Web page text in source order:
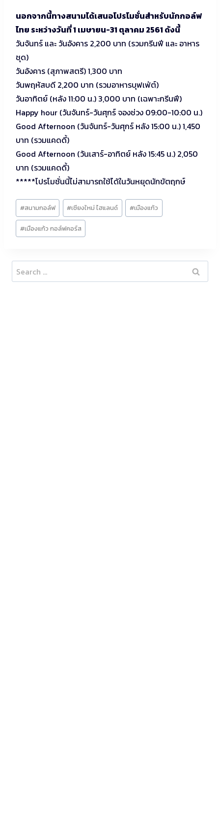
นอกจากนี้ทางสนามได้เสนอโปรโมชั่นสำหรับนักกอล์ฟ
ไทย ระหว่างวันที่ 1 เมษายน-31 ตุลาคม 2561 ดังนี้
วันจันทร์ และ วันอังคาร 2,200 บาท (รวมกรีนฟี และ อาหาร
ชุด)
วันอังคาร (สุภาพสตรี) 1,300 บาท
วันพฤหัสบดี 2,200 บาท (รวมอาหารบุฟเฟ่ต์)
วันอาทิตย์ (หลัง 11:00 น.) 3,000 บาท (เฉพาะกรีนฟี)
Happy hour (วันจันทร์-วันศุกร์ จองช่วง 09:00-10:00 น.)
Good Afternoon (วันจันทร์-วันศุกร์ หลัง 15:00 น.) 1,450
บาท (รวมแคดดี้)
Good Afternoon (วันเสาร์-อาทิตย์ หลัง 15:45 น.) 2,050
บาท (รวมแคดดี้)
*****โปรโมชั่นนี้ไม่สามารถใช้ได้ในวันหยุดนักขัตฤกษ์
Post
Tags:
#สนามกอล์ฟ #เชียงใหม่ ไฮแลนด์ #เมืองแก้ว
#เมืองแก้ว กอล์ฟคอร์ส
Search
for: